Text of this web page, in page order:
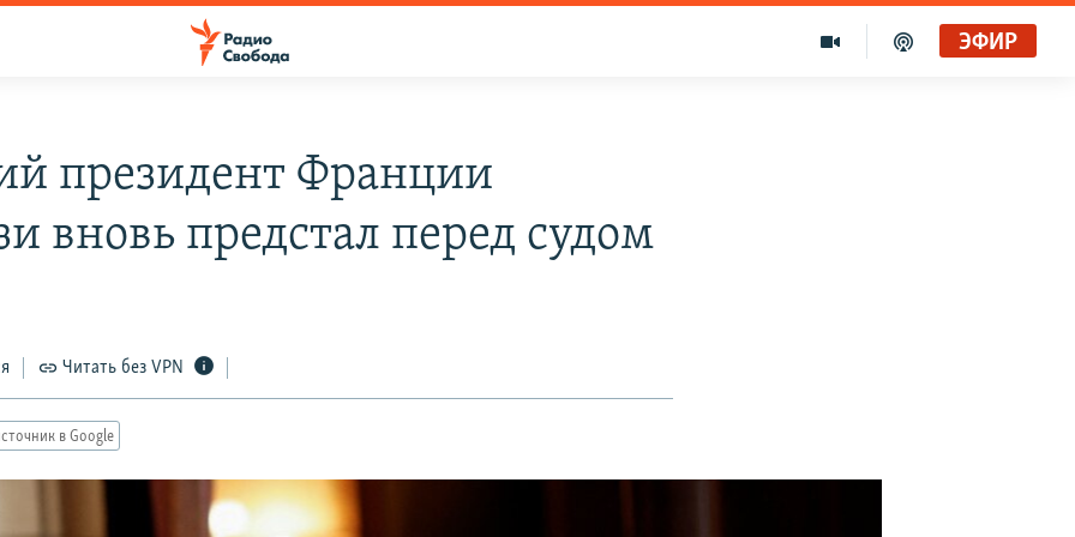
ЭФИР
президент Франции
вновь предстал перед судом
Читать без VPN
в Google